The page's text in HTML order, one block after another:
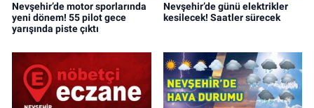
Nevşehir’de motor sporlarında
yeni dönem! 55 pilot gece
yarışında piste çıktı
Nevşehir’de günü elektrikler
kesilecek! Saatler sürecek